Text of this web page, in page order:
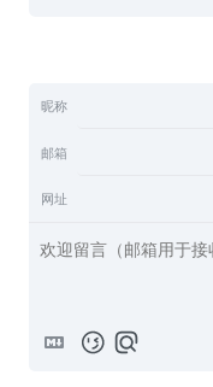
昵称
邮箱
网址